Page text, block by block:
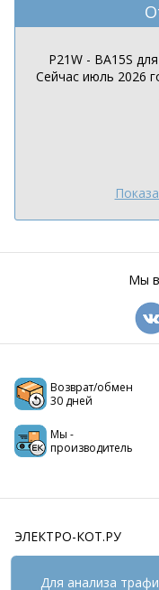
P21W - BA15S
Сейчас июль 2026
Мы в
Возврат/обмен
30 дней
Мы -
производитель
ЭЛЕКТРО-КОТ.РУ
ИНФОРМАЦИЯ
Для анализа